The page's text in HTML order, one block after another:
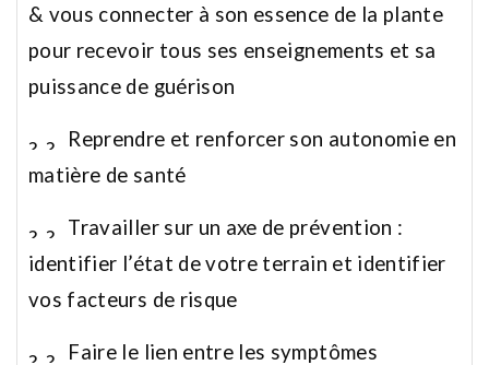
& vous connecter à son essence de la plante
pour recevoir tous ses enseignements et sa
puissance de guérison
Reprendre et renforcer son autonomie en
matière de santé
Travailler sur un axe de prévention :
identifier l’état de votre terrain et identifier
vos facteurs de risque
Faire le lien entre les symptômes